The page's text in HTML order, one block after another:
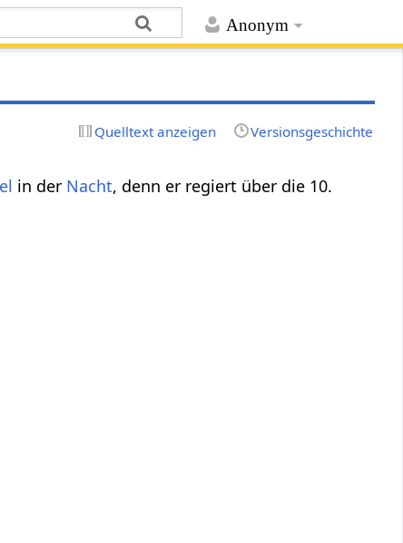
Anonym
Quelltext anzeigen Versionsgeschichte
in der Nacht, denn er regiert über die 10.